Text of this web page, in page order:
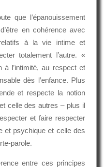
que l’épanouissement
en cohérence avec
à la vie intime et
totalement l’autre. «
à l’intimité, au respect et
dès l’enfance. Plus
et respecte la notion
celle des autres – plus il
et faire respecter
et psychique et celle des
parole.
entre ces principes